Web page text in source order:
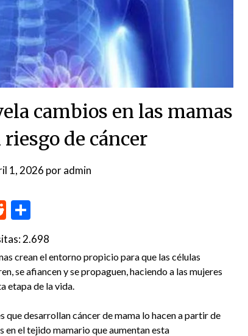
cambios en las mamas
de cáncer
1, 2026 poradmin
Reddit
2.698
crean el entorno propicio para que las células
se afiancen y se propaguen, haciendo a las mujeres
etapa de la vida.
que desarrollan cáncer de mama lo hacen a partir de
en el tejido mamario que aumentan esta